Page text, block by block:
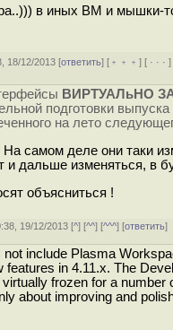
в иных ВМ и мышки-
18/12/2013 [ответить] [ ﹢﹢﹢] [ · · ·
ВИРТУАЛьНО
подготовки выпуска
на лето
На самом деле они таки
и дальше изменяться, в
объясниться !
19/12/2013 [^] [^^] [^^^] [ответить]
not include Plasma
features in 4.11.x. The
frozen for a number
about improving and